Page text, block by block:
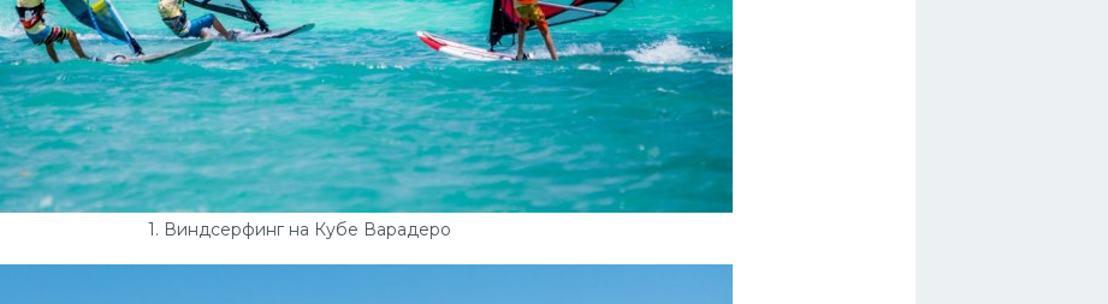
1. Виндсерфинг на Кубе Варадеро